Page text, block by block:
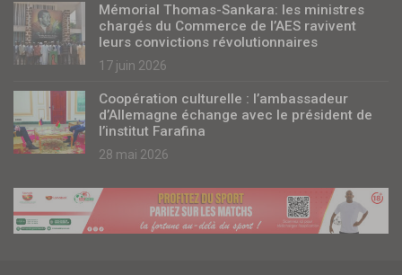
Mémorial Thomas-Sankara: les ministres
chargés du Commerce de l’AES ravivent
leurs convictions révolutionnaires
17 juin 2026
Coopération culturelle : l’ambassadeur
d’Allemagne échange avec le président de
l’institut Farafina
28 mai 2026